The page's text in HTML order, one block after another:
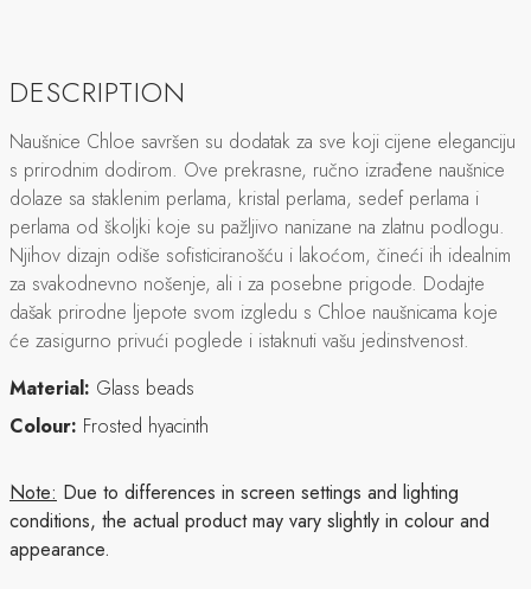
DESCRIPTION
Naušnice Chloe savršen su dodatak za sve koji cijene eleganciju
s prirodnim dodirom. Ove prekrasne, ručno izrađene naušnice
dolaze sa staklenim perlama, kristal perlama, sedef perlama i
perlama od školjki koje su pažljivo nanizane na zlatnu podlogu.
Njihov dizajn odiše sofisticiranošću i lakoćom, čineći ih idealnim
za svakodnevno nošenje, ali i za posebne prigode. Dodajte
dašak prirodne ljepote svom izgledu s Chloe naušnicama koje
će zasigurno privući poglede i istaknuti vašu jedinstvenost.
Material: Glass beads
Colour: Frosted hyacinth
Note: Due to differences in screen settings and lighting
conditions, the actual product may vary slightly in colour and
appearance.